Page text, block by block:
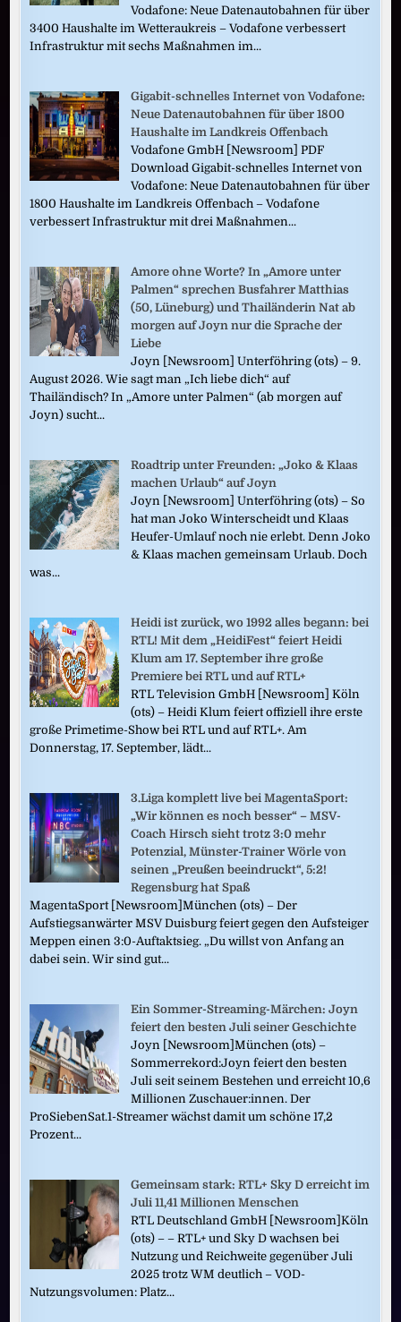
Vodafone: Neue Datenautobahnen für über
3400 Haushalte im Wetteraukreis – Vodafone verbessert
Infrastruktur mit sechs Maßnahmen im...
Gigabit-schnelles Internet von Vodafone:
Neue Datenautobahnen für über 1800
Haushalte im Landkreis Offenbach
Vodafone GmbH [Newsroom] PDF
Download Gigabit-schnelles Internet von
Vodafone: Neue Datenautobahnen für über
1800 Haushalte im Landkreis Offenbach – Vodafone
verbessert Infrastruktur mit drei Maßnahmen...
Amore ohne Worte? In „Amore unter
Palmen“ sprechen Busfahrer Matthias
(50, Lüneburg) und Thailänderin Nat ab
morgen auf Joyn nur die Sprache der
Liebe
Joyn [Newsroom] Unterföhring (ots) – 9.
August 2026. Wie sagt man „Ich liebe dich“ auf
Thailändisch? In „Amore unter Palmen“ (ab morgen auf
Joyn) sucht...
Roadtrip unter Freunden: „Joko & Klaas
machen Urlaub“ auf Joyn
Joyn [Newsroom] Unterföhring (ots) – So
hat man Joko Winterscheidt und Klaas
Heufer-Umlauf noch nie erlebt. Denn Joko
& Klaas machen gemeinsam Urlaub. Doch
was...
Heidi ist zurück, wo 1992 alles begann: bei
RTL! Mit dem „HeidiFest“ feiert Heidi
Klum am 17. September ihre große
Premiere bei RTL und auf RTL+
RTL Television GmbH [Newsroom] Köln
(ots) – Heidi Klum feiert offiziell ihre erste
große Primetime-Show bei RTL und auf RTL+. Am
Donnerstag, 17. September, lädt...
3.Liga komplett live bei MagentaSport:
„Wir können es noch besser“ – MSV-
Coach Hirsch sieht trotz 3:0 mehr
Potenzial, Münster-Trainer Wörle von
seinen „Preußen beeindruckt“, 5:2!
Regensburg hat Spaß
MagentaSport [Newsroom]München (ots) – Der
Aufstiegsanwärter MSV Duisburg feiert gegen den Aufsteiger
Meppen einen 3:0-Auftaktsieg. „Du willst von Anfang an
dabei sein. Wir sind gut...
Ein Sommer-Streaming-Märchen: Joyn
feiert den besten Juli seiner Geschichte
Joyn [Newsroom]München (ots) –
Sommerrekord:Joyn feiert den besten
Juli seit seinem Bestehen und erreicht 10,6
Millionen Zuschauer:innen. Der
ProSiebenSat.1-Streamer wächst damit um schöne 17,2
Prozent...
Gemeinsam stark: RTL+ Sky D erreicht im
Juli 11,41 Millionen Menschen
RTL Deutschland GmbH [Newsroom]Köln
(ots) – – RTL+ und Sky D wachsen bei
Nutzung und Reichweite gegenüber Juli
2025 trotz WM deutlich – VOD-
Nutzungsvolumen: Platz...